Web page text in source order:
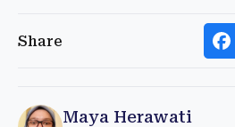
Share
Maya Herawati